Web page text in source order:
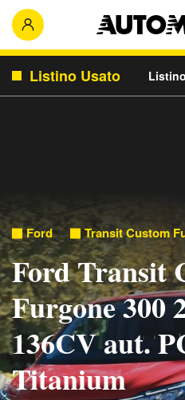
Listino Usato
Ford Transit Custom
Ford Transit
Furgone 300
136CV aut.
Titanium